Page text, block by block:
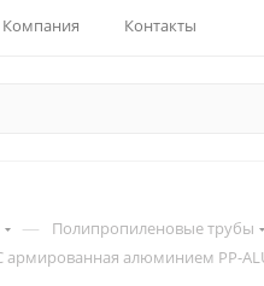
Компания Контакты
— Полипропиленовые трубы
армированная алюминием PP-